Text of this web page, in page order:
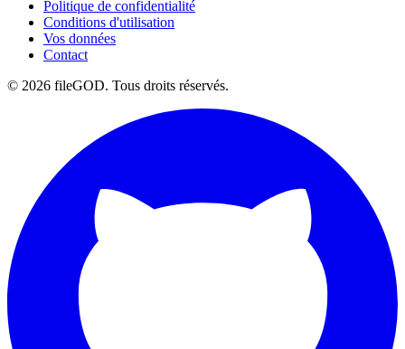
Politique de confidentialité
Conditions d'utilisation
Vos données
Contact
© 2026 fileGOD. Tous droits réservés.